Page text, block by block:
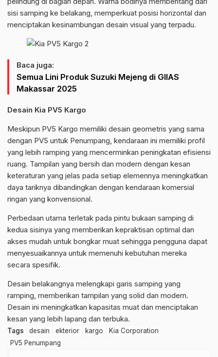
sisi samping ke belakang, memperkuat posisi horizontal dan
menciptakan kesinambungan desain visual yang terpadu.
Baca juga:
Semua Lini Produk Suzuki Mejeng di GIIAS
Makassar 2025
Desain Kia PV5 Kargo
Meskipun PV5 Kargo memiliki desain geometris yang sama
dengan PV5 untuk Penumpang, kendaraan ini memiliki profil
yang lebih ramping yang mencerminkan peningkatan efisiensi
ruang. Tampilan yang bersih dan modern dengan kesan
keteraturan yang jelas pada setiap elemennya meningkatkan
daya tariknya dibandingkan dengan kendaraan komersial
ringan yang konvensional.
Perbedaan utama terletak pada pintu bukaan samping di
kedua sisinya yang memberikan kepraktisan optimal dan
akses mudah untuk bongkar muat sehingga pengguna dapat
menyesuaikannya untuk memenuhi kebutuhan mereka
secara spesifik.
Desain belakangnya melengkapi garis samping yang
ramping, memberikan tampilan yang solid dan modern.
Desain ini meningkatkan kapasitas muat dan menciptakan
kesan yang lebih lapang dan terbuka.
Tags desain ekterior kargo
Kia Corporation
PV5 Penumpang